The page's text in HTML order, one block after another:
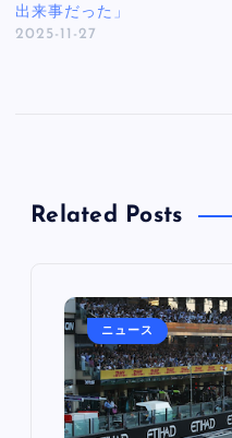
出来事だった」
2025-11-27
Related Posts
ニュース